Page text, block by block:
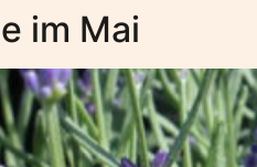
im Mai